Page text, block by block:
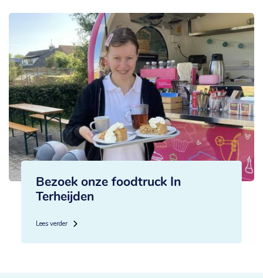
Bezoek onze foodtruck In
Terheijden
Lees verder